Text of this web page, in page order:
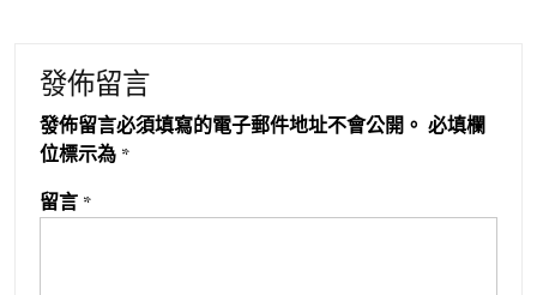
發佈留言
發佈留言必須填寫的電子郵件地址不會公開。 必填欄
位標示為 *
留言 *